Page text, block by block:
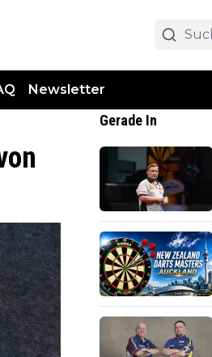
Newsletter
Gerade In